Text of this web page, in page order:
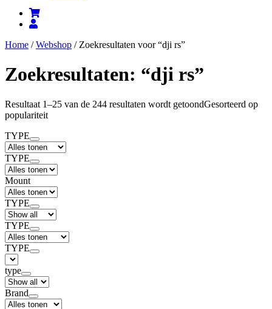
Home /Webshop / Zoekresultaten voor “dji rs”
Zoekresultaten: “dji rs”
Resultaat 1–25 van de 244 resultaten wordt getoondGesorteerd op
populariteit
TYPE
TYPE
Mount
TYPE
TYPE
TYPE
type
Brand